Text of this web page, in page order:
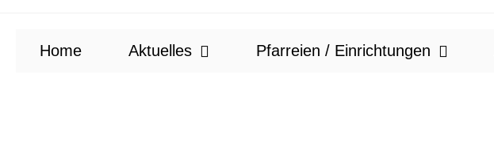
Home Aktuelles Pfarreien / Einrichtungen